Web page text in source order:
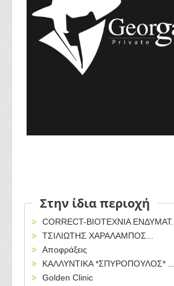
Στην ίδια περιοχή
CORRECT-ΒΙΟΤΕΧΝΙΑ ΕΝΔΥΜΑΤ...
ΤΣΙΛΙΩΤΗΣ ΧΑΡΑΛΑΜΠΟΣ...
Αποφράξεις
ΚΑΛΛΥΝΤΙΚΑ *ΣΠΥΡΟΠΟΥΛΟΣ* ...
Golden Clinic